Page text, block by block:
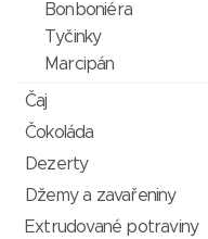
Bonboniéra
Tyčinky
Marcipán
Čaj
Čokoláda
Dezerty
Džemy a zavařeniny
Extrudované potraviny